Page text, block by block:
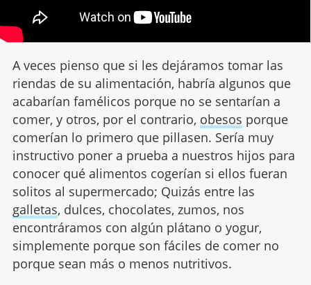
A veces pienso que si les dejáramos tomar las
riendas de su alimentación, habría algunos que
acabarían famélicos porque no se sentarían a
comer, y otros, por el contrario, obesos porque
comerían lo primero que pillasen. Sería muy
instructivo poner a prueba a nuestros hijos para
conocer qué alimentos cogerían si ellos fueran
solitos al supermercado; Quizás entre las
galletas, dulces, chocolates, zumos, nos
encontráramos con algún plátano o yogur,
simplemente porque son fáciles de comer no
porque sean más o menos nutritivos.